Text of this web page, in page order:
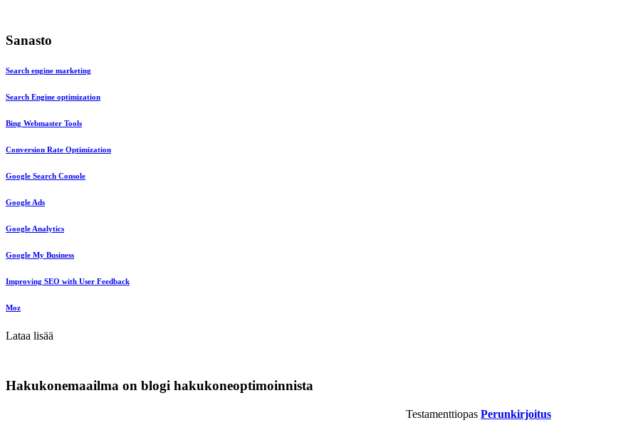
Sanasto
Search engine marketing
Search Engine optimization
Bing Webmaster Tools
Conversion Rate Optimization
Google Search Console
Google Ads
Google Analytics
Google My Business
Improving SEO with User Feedback
Moz
Lataa lisää
Hakukonemaailma on blogi hakukoneoptimoinnista
Testamenttiopas Perunkirjoitus